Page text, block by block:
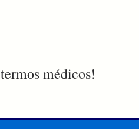
termos médicos!